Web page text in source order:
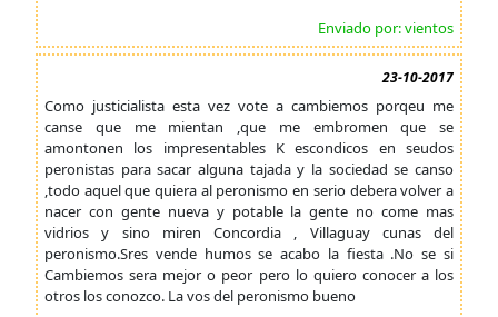
Enviado por: vientos
23-10-2017
Como justicialista esta vez vote a cambiemos porqeu me
canse que me mientan ,que me embromen que se
amontonen los impresentables K escondicos en seudos
peronistas para sacar alguna tajada y la sociedad se canso
,todo aquel que quiera al peronismo en serio debera volver a
nacer con gente nueva y potable la gente no come mas
vidrios y sino miren Concordia , Villaguay cunas del
peronismo.Sres vende humos se acabo la fiesta .No se si
Cambiemos sera mejor o peor pero lo quiero conocer a los
otros los conozco. La vos del peronismo bueno